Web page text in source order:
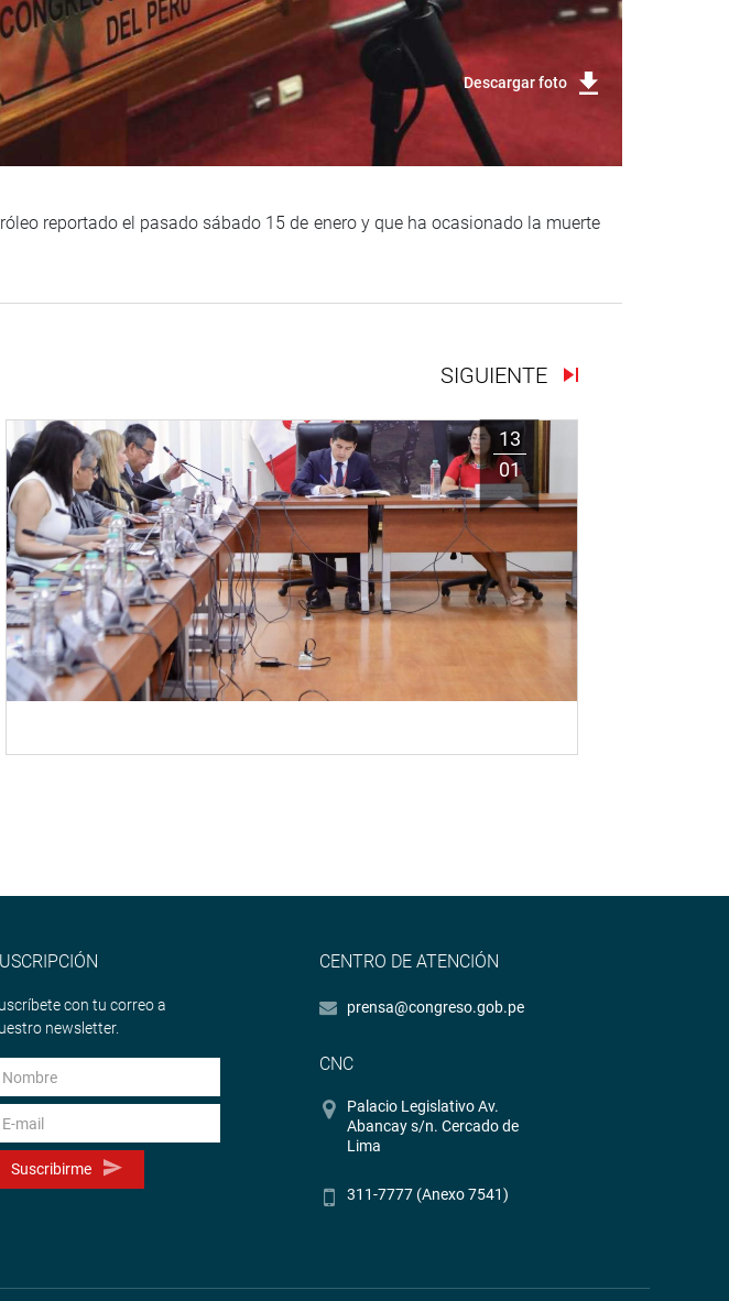
Descargar foto
reportado el pasado sábado 15 de enero y que ha ocasionado la muerte
SIGUIENTE
13
01
con tu correo a
newsletter.
Suscribirme
CENTRO DE ATENCIÓN
prensa@congreso.gob.pe
CNC
Palacio Legislativo Av.
Abancay s/n. Cercado de
Lima
311-7777 (Anexo 7541)